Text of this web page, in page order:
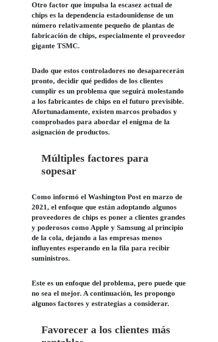
Otro factor que impulsa la escasez actual de
chips es la dependencia estadounidense de un
número relativamente pequeño de plantas de
fabricación de chips, especialmente el proveedor
gigante TSMC.
Dado que estos controladores no desaparecerán
pronto, decidir qué pedidos de los clientes
cumplir es un problema que seguirá molestando
a los fabricantes de chips en el futuro previsible.
Afortunadamente, existen marcos probados y
comprobados para abordar el enigma de la
asignación de productos.
Múltiples factores para
sopesar
Como informó el Washington Post en marzo de
2021, el enfoque que están adoptando algunos
proveedores de chips es poner a clientes grandes
y poderosos como Apple y Samsung al principio
de la cola, dejando a las empresas menos
influyentes esperando en la fila para recibir
suministros.
Este es un enfoque del problema, pero puede que
no sea el mejor. A continuación, les propongo
algunos factores y estrategias a considerar.
Favorecer a los clientes más